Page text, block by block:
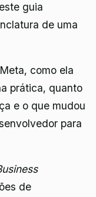
guia
de uma
como ela
prática, quanto
e o que mudou
para
de